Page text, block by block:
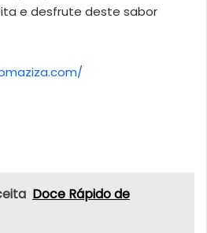
e desfrute deste sabor
Doce Rápido de